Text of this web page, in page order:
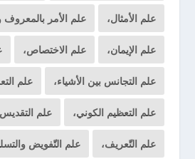
علم الأمثال، علم الأمر بالمعروف
علم الإيمان، علم الاختصاص،
علم التجانس بين الأشياء، علم
علم التعظيم الكوني، علم التقديس
علم التّعريف، علم التّفويض